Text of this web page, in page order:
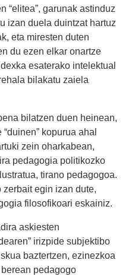
“elitea”, garunak astinduz
izan duela duintzat hartuz
eta miresten duten
du ezen elkar onartze
esaterako intelektual
bilakatu zaiela
bilatzen duen heinean,
kopurua ahal
zein oharkabean,
pedagogia politikozko
tirano pedagogoa.
egin izan dute,
filosofikoari eskainiz.
askiesten
irizpide subjektibo
baztertzen, ezinezkoa
pedagogo